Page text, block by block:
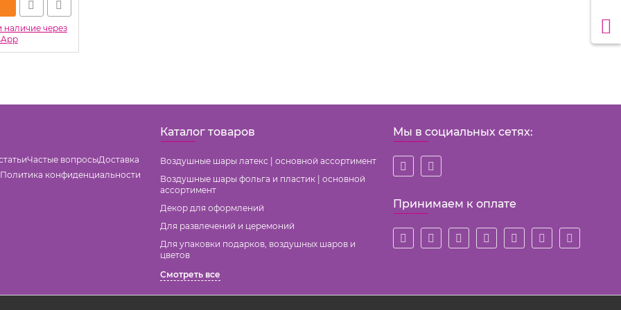
наличие через
Частые вопросыДоставка
Политика конфиденциальности
Каталог товаров
Воздушные шары латекс | основной ассортимент
Воздушные шары фольга и пластик | основной
ассортимент
Декор для оформлений
Для развлечений и церемоний
Для упаковки подарков, воздушных шаров и
цветов
Смотреть все
Мы в социальных сетях:
Принимаем к оплате